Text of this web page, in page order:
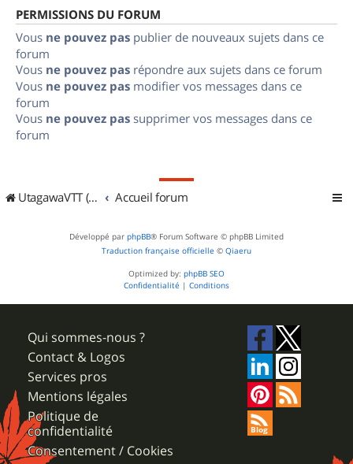
PERMISSIONS DU FORUM
Vous ne pouvez pas publier de nouveaux sujets dans ce
forum
Vous ne pouvez pas répondre aux sujets dans ce forum
Vous ne pouvez pas modifier vos messages dans ce
forum
Vous ne pouvez pas supprimer vos messages dans ce
forum
UtagawaVTT (Randos VTT et VTTAE avec traces GPS) Accueil forum
Développé par phpBB® Forum Software © phpBB Limited
Traduction française officielle © Qiaeru
Optimized by: phpBB SEO
Confidentialité | Conditions
Qui sommes-nous ?
Contact & Logos
Services pros
Mentions légales
Politique de
confidentialité
Consentement / Cookies